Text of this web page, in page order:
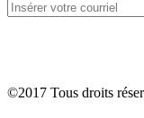
©2017 Tous droits